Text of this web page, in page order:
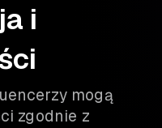
i
mogą
zgodnie z